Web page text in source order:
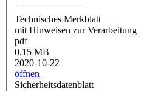
Technisches Merkblatt
mit Hinweisen zur Verarbeitung
pdf
0.15 MB
2020-10-22
öffnen
Sicherheitsdatenblatt